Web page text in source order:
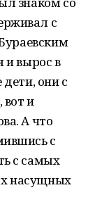
с
и вырос в
они с
вот и
А что
с
с самых
насущных